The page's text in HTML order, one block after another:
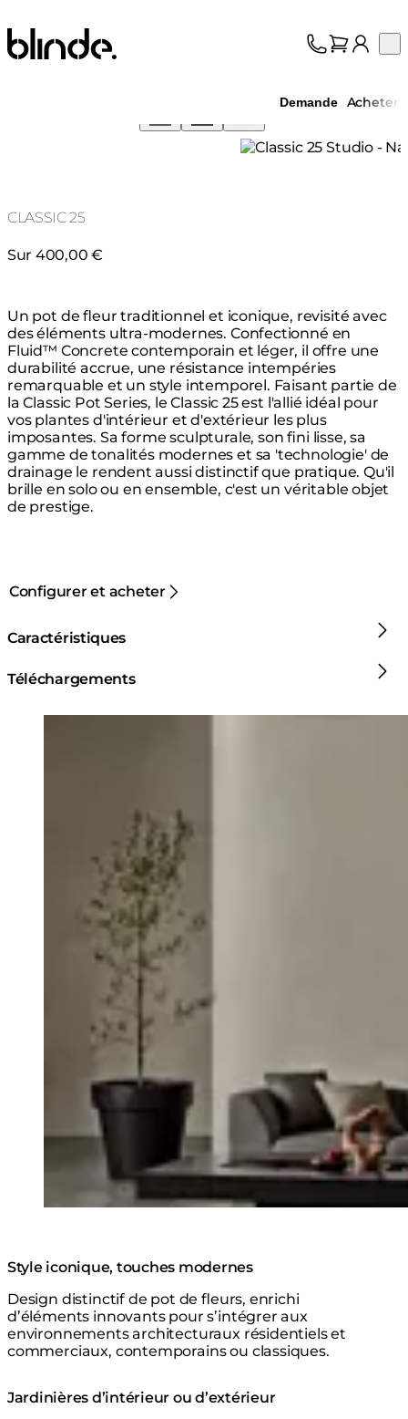
Blinde Design
Professionnels
Demande Acheter
CLASSIC 25
Sur 400,00 €
Un pot de fleur traditionnel et iconique, revisité avec
des éléments ultra-modernes. Confectionné en
Fluid™ Concrete contemporain et léger, il offre une
durabilité accrue, une résistance intempéries
remarquable et un style intemporel. Faisant partie de
la Classic Pot Series, le Classic 25 est l'allié idéal pour
vos plantes d'intérieur et d'extérieur les plus
imposantes. Sa forme sculpturale, son fini lisse, sa
gamme de tonalités modernes et sa 'technologie' de
drainage le rendent aussi distinctif que pratique. Qu'il
brille en solo ou en ensemble, c'est un véritable objet
de prestige.
Configurer et acheter
Caractéristiques
Téléchargements
Style iconique, touches modernes
Design distinctif de pot de fleurs, enrichi
d’éléments innovants pour s’intégrer aux
environnements architecturaux résidentiels et
commerciaux, contemporains ou classiques.
Jardinières d’intérieur ou d’extérieur